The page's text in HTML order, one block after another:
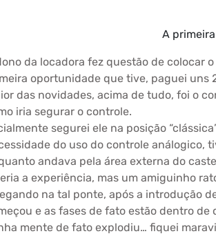
A
da locadora fez questão de colocar
oportunidade que tive, paguei uns
das novidades, acima de tudo, foi o
iria segurar o controle.
segurei ele na posição
do uso do controle análogico,
andava pela área externa do
a experiência, mas um amiguinho
na tal ponte, após a introdução
e as fases de fato estão dentro
mente de fato explodiu… fiquei